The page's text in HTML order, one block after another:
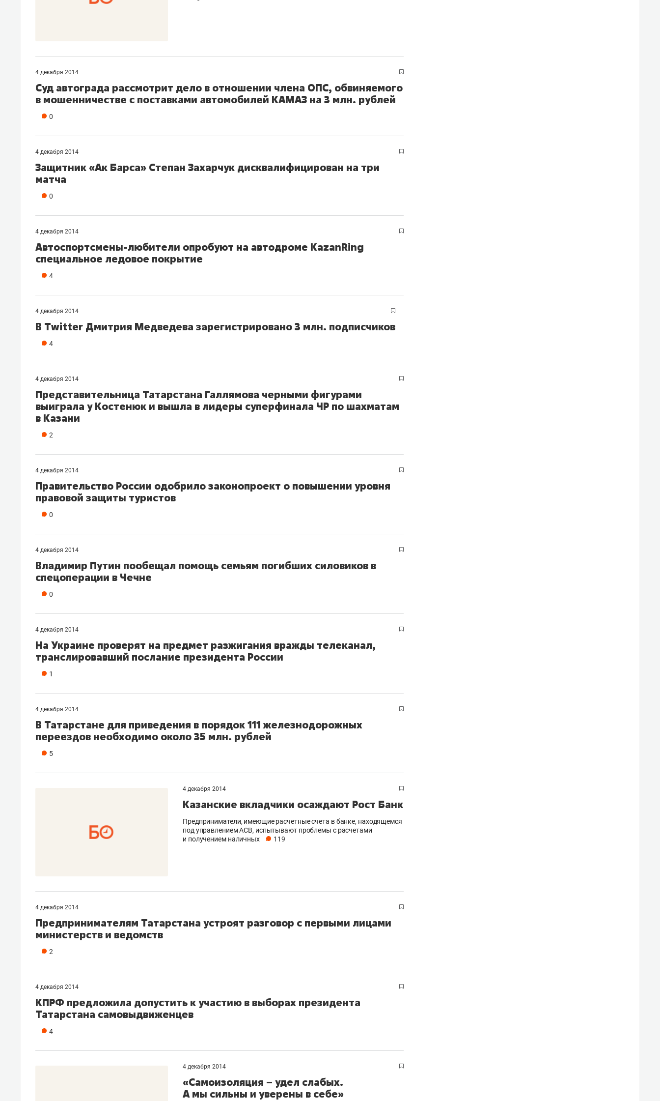
4 декабря 2014
Суд автограда рассмотрит дело в отношении члена ОПС, обвиняемого
в мошенничестве с поставками автомобилей КАМАЗ на 3 млн. рублей
0
4 декабря 2014
Защитник «Ак Барса» Степан Захарчук дисквалифицирован на три
матча
0
4 декабря 2014
Автоспортсмены-любители опробуют на автодроме KazanRing
специальное ледовое покрытие
4
4 декабря 2014
В Twitter Дмитрия Медведева зарегистрировано 3 млн. подписчиков
4
4 декабря 2014
Представительница Татарстана Галлямова черными фигурами
выиграла у Костенюк и вышла в лидеры суперфинала ЧР по шахматам
в Казани
2
4 декабря 2014
Правительство России одобрило законопроект о повышении уровня
правовой защиты туристов
0
4 декабря 2014
Владимир Путин пообещал помощь семьям погибших силовиков в
спецоперации в Чечне
0
4 декабря 2014
На Украине проверят на предмет разжигания вражды телеканал,
транслировавший послание президента России
1
4 декабря 2014
В Татарстане для приведения в порядок 111 железнодорожных
переездов необходимо около 35 млн. рублей
5
4 декабря 2014
Казанские вкладчики осаждают Рост Банк
Предприниматели, имеющие расчетные счета в банке, находящемся
под управлением АСВ, испытывают проблемы с расчетами
и получением наличных
119
4 декабря 2014
Предпринимателям Татарстана устроят разговор с первыми лицами
министерств и ведомств
2
4 декабря 2014
КПРФ предложила допустить к участию в выборах президента
Татарстана самовыдвиженцев
4
4 декабря 2014
«Самоизоляция – удел слабых.
А мы сильны и уверены в себе»